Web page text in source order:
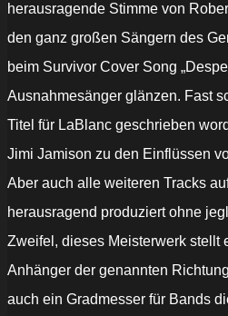
herausragende Stimme von
den ganz großen Sängern des
beim Survivor Cover Song
Ausnahmesänger glänzen. Fast
Titel für LaBlanc geschrieben
Jimi Jamison zu den Einflüssen
Aber auch alle weiteren Tracks
herausragend produziert ohne
Zweifel, dieses Meisterwerk stellt
Anhänger der genannten
auch ein Gradmesser für Bands